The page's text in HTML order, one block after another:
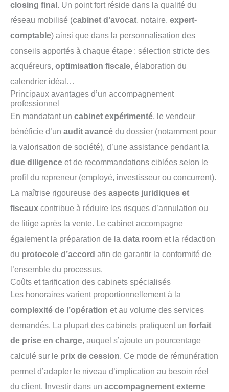
closing final . Un point fort réside dans la qualité du
réseau mobilisé (cabinet d’avocat, notaire, expert-
comptable) ainsi que dans la personnalisation des
conseils apportés à chaque étape : sélection stricte des
acquéreurs, optimisation fiscale, élaboration du
calendrier idéal…
Principaux avantages d’un accompagnement
professionnel
En mandatant un cabinet expérimenté, le vendeur
bénéficie d’un audit avancé du dossier (notamment pour
la valorisation de société), d’une assistance pendant la
due diligence et de recommandations ciblées selon le
profil du repreneur (employé, investisseur ou concurrent).
La maîtrise rigoureuse des aspects juridiques et
fiscaux contribue à réduire les risques d’annulation ou
de litige après la vente. Le cabinet accompagne
également la préparation de la data room et la rédaction
du protocole d’accord afin de garantir la conformité de
l’ensemble du processus.
Coûts et tarification des cabinets spécialisés
Les honoraires varient proportionnellement à la
complexité de l’opération et au volume des services
demandés. La plupart des cabinets pratiquent un forfait
de prise en charge, auquel s’ajoute un pourcentage
calculé sur le prix de cession. Ce mode de rémunération
permet d’adapter le niveau d’implication au besoin réel
du client. Investir dans un accompagnement externe